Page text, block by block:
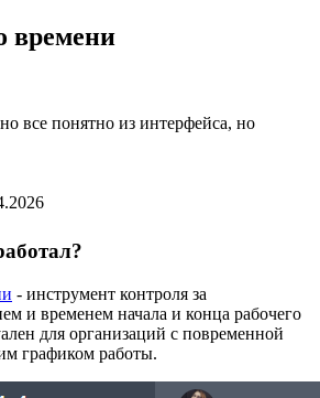
времени
все понятно из интерфейса, но
- инструмент контроля за
и временем начала и конца рабочего
для организаций с повременной
графиком работы.